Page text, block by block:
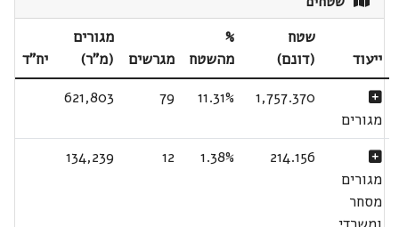
ייעוד
שטח
(דונם)
%
מהשטח
מגרשים
מגורים
(מ"ר)
יח"ד
מגורים
1,757.370
11.31%
79
621,803
מגורים
מסחר
214.156
1.38%
12
134,239